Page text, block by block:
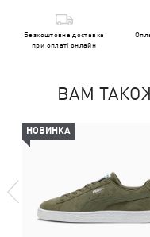
Безкоштовна доставка
при оплаті онлайн
ВАМ
НОВИНКА